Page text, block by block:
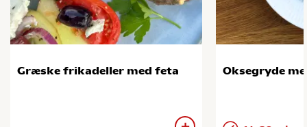
Græske frikadeller med feta Oksegryde